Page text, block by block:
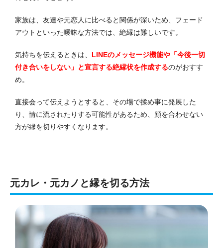
家族は、友達や元恋人に比べると関係が深いため、フェード
アウトといった曖昧な方法では、絶縁は難しいです。
気持ちを伝えるときは、 LINEのメッセージ機能や「今後一切
付き合いをしない」と宣言する絶縁状を作成するのがおすす
め。
直接会って伝えようとすると、その場で揉め事に発展した
り、情に流されたりする可能性があるため、顔を合わせない
方が縁を切りやすくなります。
元カレ・元カノと縁を切る方法